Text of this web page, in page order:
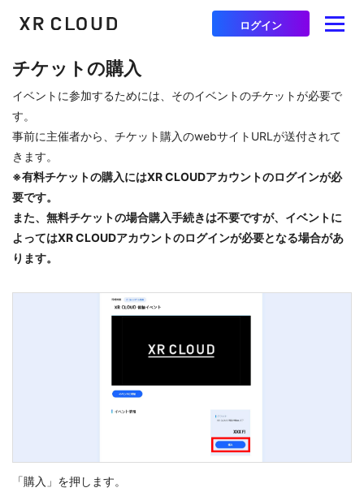
ログイン
チケットの購入
イベントに参加するためには、そのイベントのチケットが必要で
す。
事前に主催者から、チケット購入のwebサイトURLが送付されて
きます。
※有料チケットの購入にはXR CLOUDアカウントのログインが必
要です。
また、無料チケットの場合購入手続きは不要ですが、イベントに
よってはXR CLOUDアカウントのログインが必要となる場合があ
ります。
「購入」を押します。